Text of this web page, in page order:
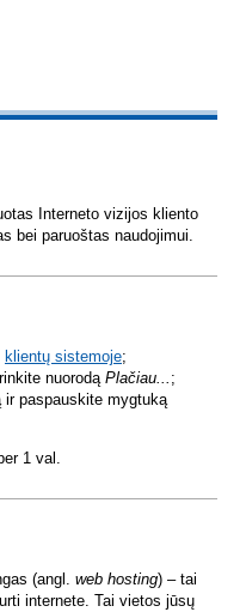
Interneto vizijos kliento
bei paruoštas naudojimui.
klientų sistemoje;
nuorodąPlačiau... ;
ir paspauskite mygtuką
1 val.
(angl. web hosting) – tai
internete. Tai vietos jūsų